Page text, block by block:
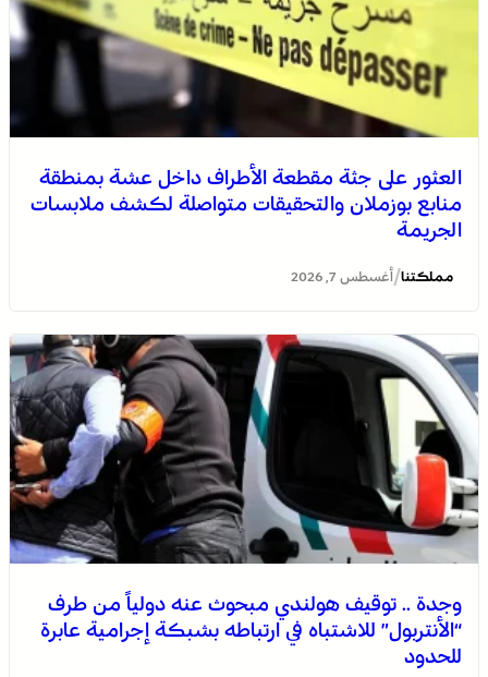
العثور على جثة مقطعة الأطراف داخل عشة بمنطقة
منابع بوزملان والتحقيقات متواصلة لكشف ملابسات
الجريمة
مملكتنا/ أغسطس 7, 2026
وجدة .. توقيف هولندي مبحوث عنه دولياً من طرف
“الأنتربول” للاشتباه في ارتباطه بشبكة إجرامية عابرة
للحدود